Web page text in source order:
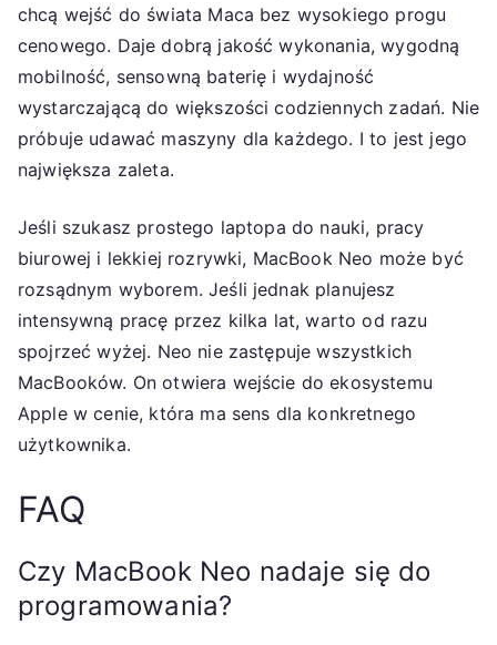
chcą wejść do świata Maca bez wysokiego progu
cenowego. Daje dobrą jakość wykonania, wygodną
mobilność, sensowną baterię i wydajność
wystarczającą do większości codziennych zadań. Nie
próbuje udawać maszyny dla każdego. I to jest jego
największa zaleta.
Jeśli szukasz prostego laptopa do nauki, pracy
biurowej i lekkiej rozrywki, MacBook Neo może być
rozsądnym wyborem. Jeśli jednak planujesz
intensywną pracę przez kilka lat, warto od razu
spojrzeć wyżej. Neo nie zastępuje wszystkich
MacBooków. On otwiera wejście do ekosystemu
Apple w cenie, która ma sens dla konkretnego
użytkownika.
FAQ
Czy MacBook Neo nadaje się do
programowania?